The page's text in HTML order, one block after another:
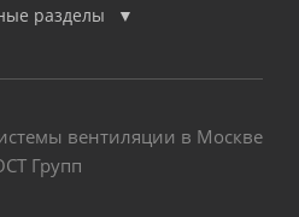
разделы
вентиляции в Москве
Групп